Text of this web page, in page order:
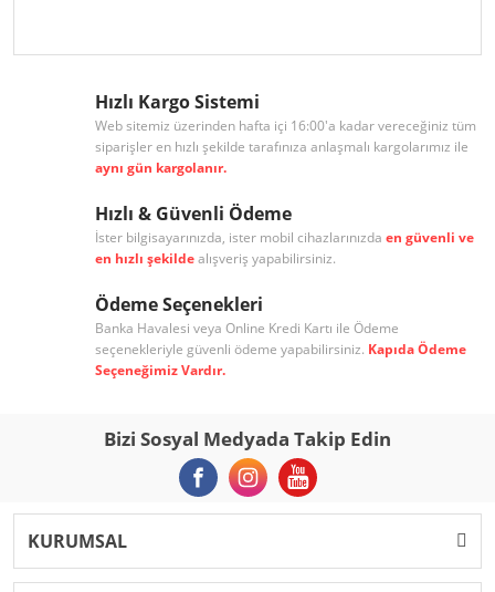
Hızlı Kargo Sistemi
Web sitemiz üzerinden hafta içi 16:00'a kadar vereceğiniz tüm
siparişler en hızlı şekilde tarafınıza anlaşmalı kargolarımız ile
aynı gün kargolanır.
Hızlı & Güvenli Ödeme
İster bilgisayarınızda, ister mobil cihazlarınızda en güvenli ve
en hızlı şekildealışveriş yapabilirsiniz.
Ödeme Seçenekleri
Banka Havalesi veya Online Kredi Kartı ile Ödeme
seçenekleriyle güvenli ödeme yapabilirsiniz. Kapıda Ödeme
Seçeneğimiz Vardır.
Bizi Sosyal Medyada Takip Edin
KURUMSAL